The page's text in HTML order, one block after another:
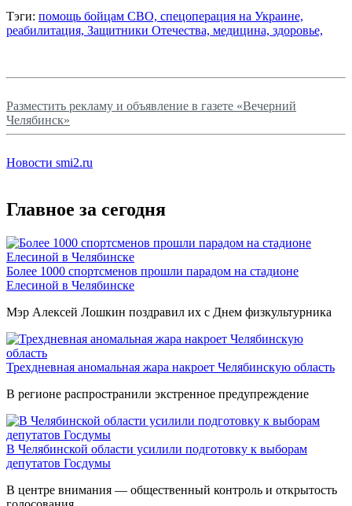
Тэги: помощь бойцам СВО, спецоперация на Украине,
реабилитация, Защитники Отечества, медицина, здоровье,
Разместить рекламу и объявление в газете «Вечерний
Челябинск»
Новости smi2.ru
Главное за сегодня
Более 1000 спортсменов прошли парадом на стадионе
Елесиной в Челябинске
Мэр Алексей Лошкин поздравил их с Днем физкультурника
Трехдневная аномальная жара накроет Челябинскую область
В регионе распространили экстренное предупреждение
В Челябинской области усилили подготовку к выборам
депутатов Госдумы
В центре внимания — общественный контроль и открытость